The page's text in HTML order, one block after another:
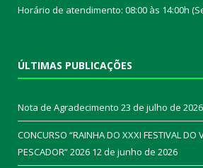
Horário de atendimento: 08:00 às 14:00h
ÚLTIMAS PUBLICAÇÕES
Nota de Agradecimento 23 de julho de 2026
CONCURSO “RAINHA DO XXXI FESTIVAL DO
PESCADOR” 2026 12 de junho de 2026